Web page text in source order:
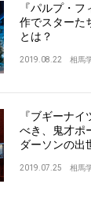
『パルプ・
作でスターた
とは？
2019.08.22 相馬
『ブギーナ
べき、鬼才ポ
ダーソンの出
2019.07.25 相馬